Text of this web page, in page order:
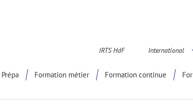
IRTS HdF International
Prépa Formation métier Formation continue